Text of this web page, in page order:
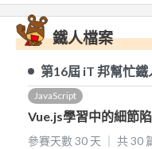
鐵人檔案
第16屆 iT 邦幫忙鐵
JavaScript
Vue.js學習中的細節
參賽天數30 天 共30